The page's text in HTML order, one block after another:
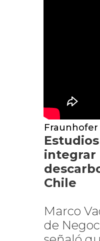
Fraunhofer
integrar
Chile
Marco
de